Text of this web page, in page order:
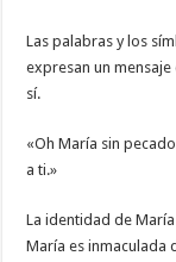
Las palabras y los
expresan un
sí.
«Oh María sin
a ti.»
La identidad de
María es inmaculada